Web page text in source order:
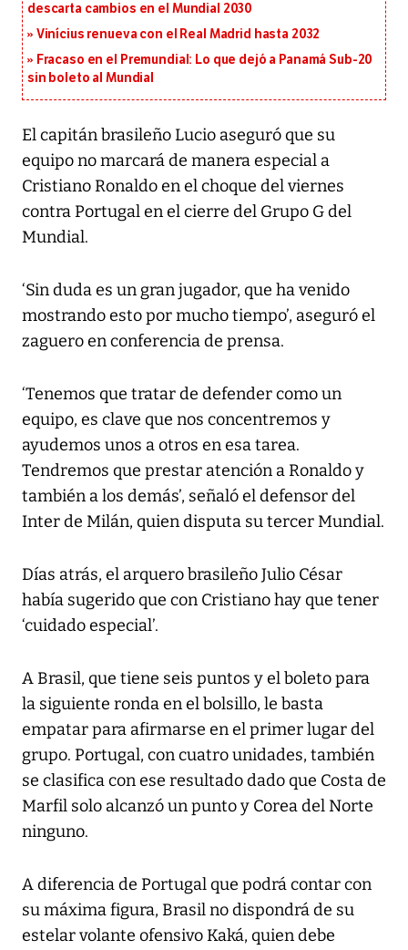
descarta cambios en el Mundial 2030
Vinícius renueva con el Real Madrid hasta 2032
Fracaso en el Premundial: Lo que dejó a Panamá Sub-20
sin boleto al Mundial
El capitán brasileño Lucio aseguró que su
equipo no marcará de manera especial a
Cristiano Ronaldo en el choque del viernes
contra Portugal en el cierre del Grupo G del
Mundial.
‘Sin duda es un gran jugador, que ha venido
mostrando esto por mucho tiempo’, aseguró el
zaguero en conferencia de prensa.
‘Tenemos que tratar de defender como un
equipo, es clave que nos concentremos y
ayudemos unos a otros en esa tarea.
Tendremos que prestar atención a Ronaldo y
también a los demás’, señaló el defensor del
Inter de Milán, quien disputa su tercer Mundial.
Días atrás, el arquero brasileño Julio César
había sugerido que con Cristiano hay que tener
‘cuidado especial’.
A Brasil, que tiene seis puntos y el boleto para
la siguiente ronda en el bolsillo, le basta
empatar para afirmarse en el primer lugar del
grupo. Portugal, con cuatro unidades, también
se clasifica con ese resultado dado que Costa de
Marfil solo alcanzó un punto y Corea del Norte
ninguno.
A diferencia de Portugal que podrá contar con
su máxima figura, Brasil no dispondrá de su
estelar volante ofensivo Kaká, quien debe